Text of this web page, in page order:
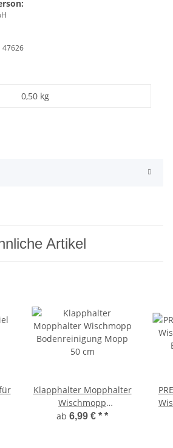
47626
0,50 kg
Artikel
Klapphalter Mopphalter
Wischmopp
Bodenreinigung Mopp
ab 6,99 € * *